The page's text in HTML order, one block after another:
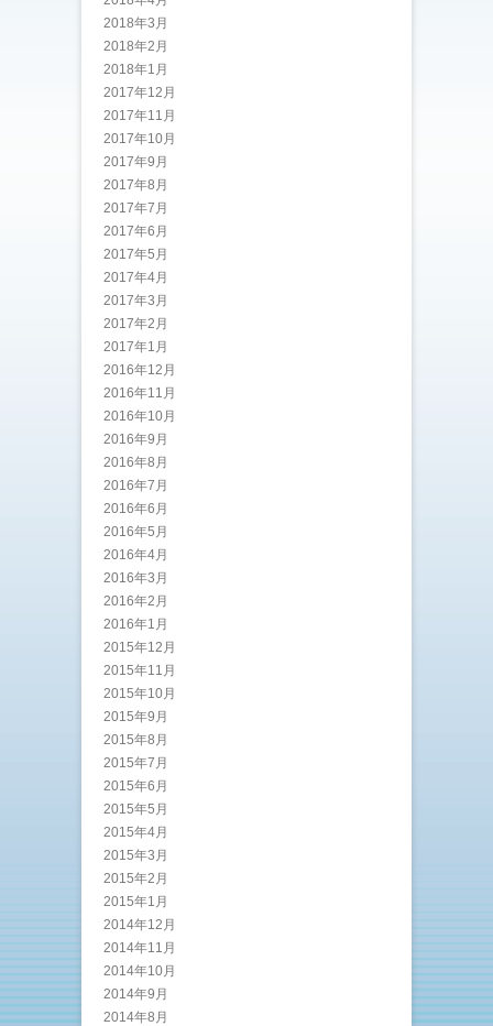
2018年3月
2018年2月
2018年1月
2017年12月
2017年11月
2017年10月
2017年9月
2017年8月
2017年7月
2017年6月
2017年5月
2017年4月
2017年3月
2017年2月
2017年1月
2016年12月
2016年11月
2016年10月
2016年9月
2016年8月
2016年7月
2016年6月
2016年5月
2016年4月
2016年3月
2016年2月
2016年1月
2015年12月
2015年11月
2015年10月
2015年9月
2015年8月
2015年7月
2015年6月
2015年5月
2015年4月
2015年3月
2015年2月
2015年1月
2014年12月
2014年11月
2014年10月
2014年9月
2014年8月